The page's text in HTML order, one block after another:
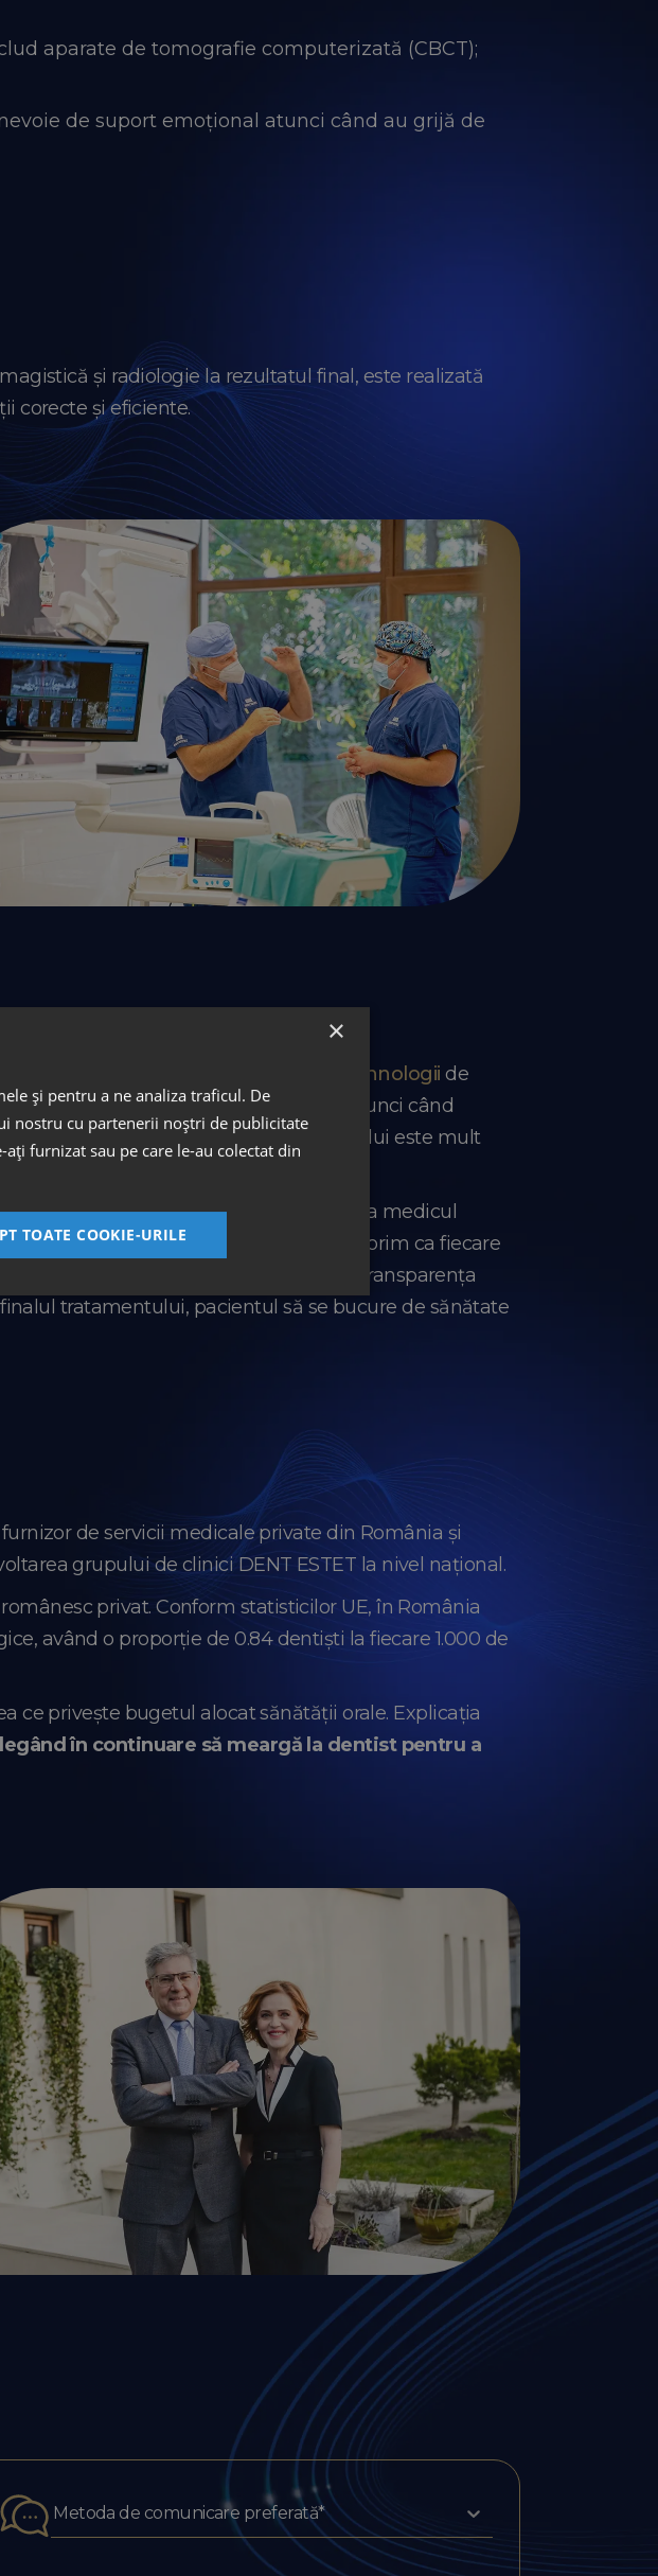
aparate de tomografie computerizată (CBCT);
de suport emoțional atunci când au grijă de
și radiologie la rezultatul final, este realizată
corecte și eficiente.
și am investit în cele mai noi tehnologii de
eficiența tratamentelor. Credem că atunci când
continuă, experiența pacientului este mult
modul în care este percepută vizita la medicul
pe încredere și respect. De aceea, ne dorim ca fiecare
digitale ne ajută în acest sens. Transparența
tratamentului, pacientul să se bucure de sănătate
de servicii medicale private din România și
grupului de clinici DENT ESTET la nivel național.
privat. Conform statisticilor UE, în România
având o proporție de 0.84 dentiști la fiecare 1.000 de
ce privește bugetul alocat sănătăţii orale. Explicația
în continuare să meargă la dentist pentru a
Metoda de comunicare preferată*
×
și pentru a ne analiza traficul. De
nostru cu partenerii noștri de publicitate
furnizat sau pe care le-au colectat din
TOATE COOKIE-URILE